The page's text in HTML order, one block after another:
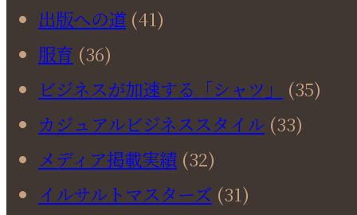
出版への道 (41)
服育 (36)
ビジネスが加速する「シャツ」
(35)
カジュアルビジネススタイル (33)
メディア掲載実績 (32)
イルサルトマスターズ (31)